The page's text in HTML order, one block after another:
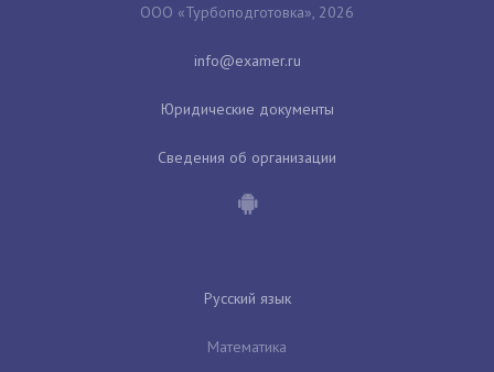
ООО «Турбоподготовка», 2026
Юридические документы
Сведения об организации
Русский язык
Математика